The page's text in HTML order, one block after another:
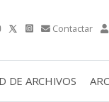
Contactar
DE ARCHIVOS